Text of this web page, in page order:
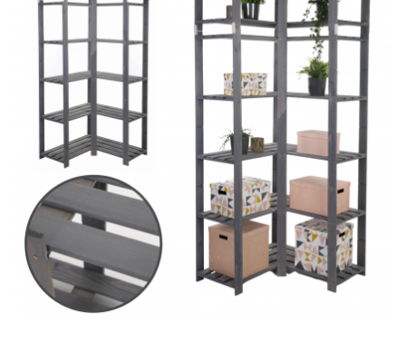
Szafki o rozmaitej konstrukcji z kolekcji RSKL: Modele na
książki, ubrania, dekoracje i bibeloty
Klasyczne regały z drewna do różnych wnętrz.
Drewniane skrzynie na
pościel – kufry
Skrzynia drewniana od wieków pełni rolę praktycznego
pojemnika i ozdoby wnętrz.
Kufer o półokrągłym wieku lub
skrzynie drewniane z płaską pokrywą. To rozwiązanie nie tylko
praktyczne, ale i dekoracyjne. W sypialniskrzynia na pościel
pomieści koce i poduszki. W salonie sprawdzi się jako
siedzisko lub ława. Nadaje się jako magazyn na nie
mieszczące się półkach książki i pamiątki. W pokoju
dziecięcym stanie się schowkiem na zabawki i książki. Kufer
(drewniana skrzynia w klasycznym stylu), dzięki swojej prostej